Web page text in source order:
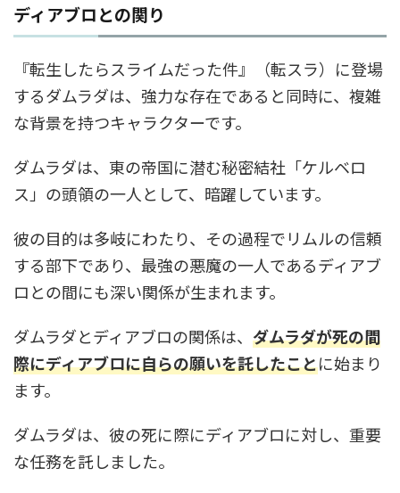
ディアブロとの関り
『転生したらスライムだった件』（転スラ）に登場
するダムラダは、強力な存在であると同時に、複雑
な背景を持つキャラクターです。
ダムラダは、東の帝国に潜む秘密結社「ケルベロ
ス」の頭領の一人として、暗躍しています。
彼の目的は多岐にわたり、その過程でリムルの信頼
する部下であり、最強の悪魔の一人であるディアブ
ロとの間にも深い関係が生まれます。
ダムラダとディアブロの関係は、 ダムラダが死の間
際にディアブロに自らの願いを託したことに始まり
ます。
ダムラダは、彼の死に際にディアブロに対し、重要
な任務を託しました。